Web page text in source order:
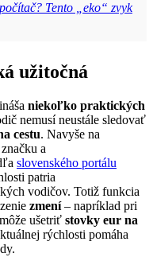
Tento „eko“ zvyk
užitočná
niekoľko praktických
nemusí neustále sledovať
cestu. Navyše na
a
slovenského portálu
patria
vodičov. Totiž funkcia
zmení– napríklad pri
ušetriť stovky eur na
rýchlosti pomáha